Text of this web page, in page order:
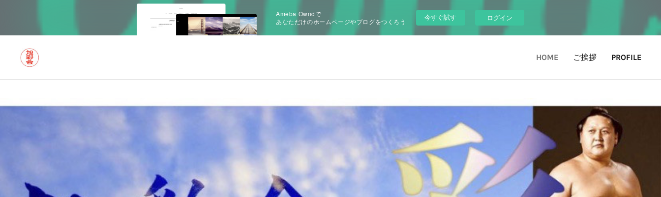
Ameba Owndで
あなただけのホームページやブログをつくろう
今すぐ試す ログイン
HOME ご挨拶 PROFILE